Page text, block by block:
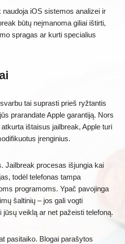
naudoja iOS sistemos analizei ir
būtų neįmanoma giliai ištirti,
spragas ar kurti specialius
tai suprasti prieš ryžtantis
prarandate Apple garantiją. Nors
ištaisus jailbreak, Apple turi
įrenginius.
Jailbreak procesas išjungia kai
todėl telefonas tampa
programoms. Ypač pavojinga
šaltinių – jos gali vogti
veiklą ar net pažeisti telefoną.
pasitaiko. Blogai parašytos